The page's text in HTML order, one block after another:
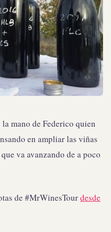
mano de Federico quien
en ampliar las viñas
va avanzando de a poco
de #MrWinesTourdesde